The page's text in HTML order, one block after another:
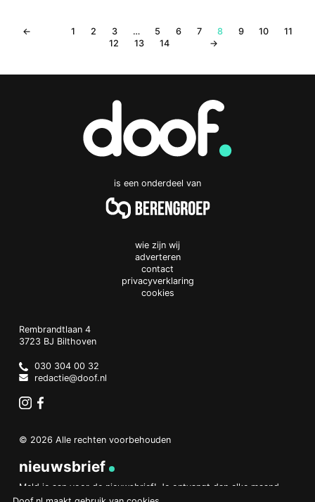
← 1 2 3 … 5 6 7 8 9 10
11
12
13 14 →
is een onderdeel van
wie zijn wij
adverteren
contact
privacyverklaring
cookies
Doof.nl
work
Rembrandtlaan 4
3723 BJ Bilthoven
Netherlands
030 304 00 32
redactie@doof.nl
© 2026 Alle rechten voorbehouden
nieuwsbrief
Meld je aan voor de nieuwsbrief! Je ontvangt dan elke maand
een overzicht van het belangrijkste nieuws.